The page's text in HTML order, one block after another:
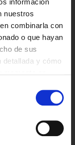
nuestros
combinarla con
o que hayan
de sus
detallada y cómo
Ezee: